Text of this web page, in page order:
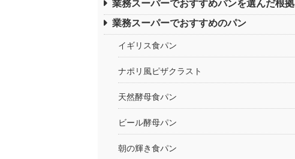
業務スーパーでおすすめパンを選んだ根拠
業務スーパーでおすすめのパン
イギリス食パン
ナポリ風ピザクラスト
天然酵母食パン
ビール酵母パン
朝の輝き食パン